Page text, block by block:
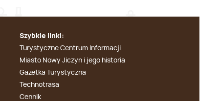
Szybkie linki:
Turystyczne Centrum Informacji
Miasto Nowy Jiczyn i jego historia
Gazetka Turystyczna
Technotrasa
Cennik